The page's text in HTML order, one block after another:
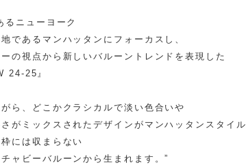
るニューヨーク
であるマンハッタンにフォーカスし、
の視点から新しいバルーントレンドを表現した
24-25』
ら、どこかクラシカルで淡い色合いや
がミックスされたデザインがマンハッタンスタイル
には収まらない
ャビーバルーンから生まれます。”